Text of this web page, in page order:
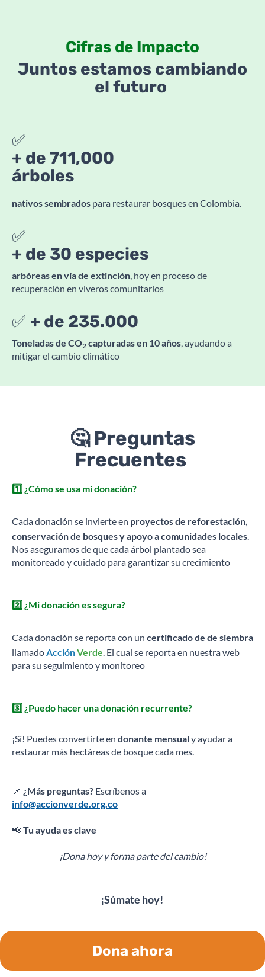
Cifras de Impacto
Juntos estamos cambiando
el futuro
✅
+ de 711,000
árboles
nativos sembrados para restaurar bosques en Colombia.
✅
+ de 30 especies
arbóreas en vía de extinción, hoy en proceso de
recuperación en viveros comunitarios
✅ + de 235.000
Toneladas de CO2 capturadas en 10 años, ayudando a
mitigar el cambio climático
🤔 Preguntas
Frecuentes
1️⃣ ¿Cómo se usa mi donación?
Cada donación se invierte en proyectos de reforestación,
conservación de bosques y apoyo a comunidades locales.
Nos aseguramos de que cada árbol plantado sea
monitoreado y cuidado para garantizar su crecimiento
2️⃣ ¿Mi donación es segura?
Cada donación se reporta con un certificado de de siembra
llamadoAcciónVerde. El cual se reporta en nuestra web
para su seguimiento y monitoreo
3️⃣ ¿Puedo hacer una donación recurrente?
¡Sí! Puedes convertirte en donante mensualy ayudar a
restaurar más hectáreas de bosque cada mes.
📌 ¿Más preguntas? Escríbenos a
info@accionverde.org.co
📢Tu ayuda es clave
¡Dona hoy y forma parte del cambio!
¡Súmate hoy!
Dona ahora